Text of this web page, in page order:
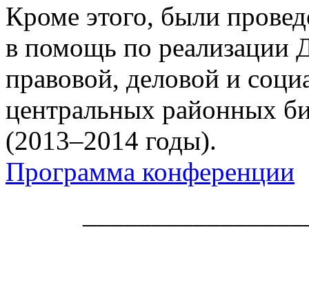
Кроме этого, были
в помощь по
правовой, деловой и
центральных районных
(2013–2014 годы).
Программа конференции